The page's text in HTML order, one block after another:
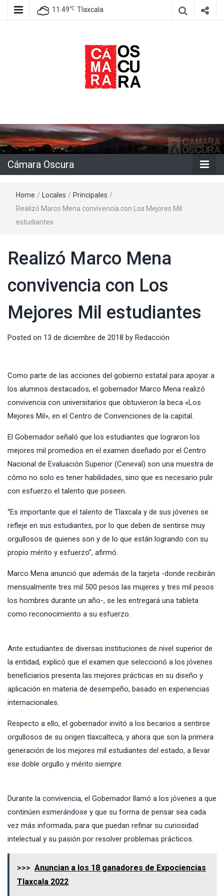
11.49℃ Tlaxcala
Cámara
Oscura
Cámara Oscura
Home / Locales / Principales /
Realizó Marco Mena convivencia con Los Mejores Mil
estudiantes
Realizó Marco Mena
convivencia con Los
Mejores Mil estudiantes
Posted on 13 de diciembre de 2018 by Redacción
Como parte de las acciones del gobierno estatal para apoyar a
los alumnos destacados, el gobernador Marco Mena realizó
convivencia con universitarios que obtuvieron la beca «Los
Mejores Mil», en el Centro de Convenciones de la capital.
El Gobernador señaló que los estudiantes que lograron los
mejores mil promedios en el examen diseñado por el Centro
Nacional de Evaluación Superior (Ceneval) son una muestra de
cómo no solo es tener habilidades, sino que es necesario pulir
con esfuerzo el talento que poseen.
“Es importante que el talento de Tlaxcala y de sus jóvenes se
refleje en sus estudiantes, por lo que deben de sentirse muy
orgullosos de quienes son y de lo que están logrando con su
propio mérito y esfuerzo”, afirmó.
Marco Mena anunció que además de la tarjeta -donde recibirán
mensualmente tres mil 500 pesos las mujeres y tres mil pesos
los hombres durante un año-, se les entregará una tableta
como reconocimiento a su esfuerzo.
Ante estudiantes de diversas instituciones de nivel superior de
la entidad, explicó que el examen que seleccionó a los jóvenes
beneficiarios presenta las mejores prácticas en su diseño y
aplicación en materia de desempeño, basado en experiencias
internacionales.
Respecto a ello, el gobernador invitó a los becarios a sentirse
orgullosos de su origen tlaxcalteca, y ahora que son la primera
generación de los mejores mil estudiantes del estado, a llevar
ese doble orgullo y mérito siempre.
Durante la convivencia, el Gobernador llamó a los jóvenes a que
continúen esmerándose y que su forma de pensar sea cada
vez más informada, para que puedan refinar su curiosidad
intelectual y su pasión por resolver problemas prácticos.
>>> Anuncian a los 18 ganadores de Expociencias
Tlaxcala 2022